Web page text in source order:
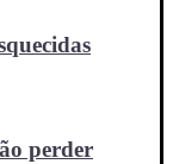
perder